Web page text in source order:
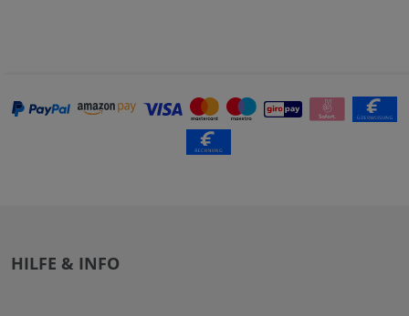
HILFE & INFO